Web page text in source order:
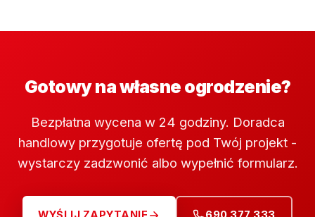
Gotowy na własne ogrodzenie?
Bezpłatna wycena w 24 godziny. Doradca
handlowy przygotuje ofertę pod Twój projekt -
wystarczy zadzwonić albo wypełnić formularz.